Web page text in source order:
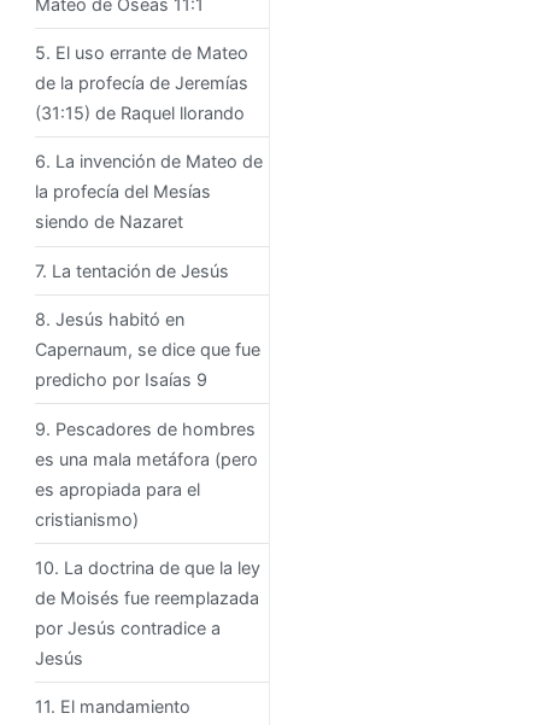
5. El uso errante de Mateo
de la profecía de Jeremías
(31:15) de Raquel llorando
6. La invención de Mateo de
la profecía del Mesías
siendo de Nazaret
7. La tentación de Jesús
8. Jesús habitó en
Capernaum, se dice que fue
predicho por Isaías 9
9. Pescadores de hombres
es una mala metáfora (pero
es apropiada para el
cristianismo)
10. La doctrina de que la ley
de Moisés fue reemplazada
por Jesús contradice a
Jesús
11. El mandamiento